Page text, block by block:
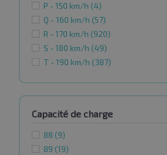
P - 150 km/h (4)
Q - 160 km/h (57)
R - 170 km/h (920)
S - 180 km/h (49)
T - 190 km/h (387)
Capacité de charge
88 (9)
89 (19)